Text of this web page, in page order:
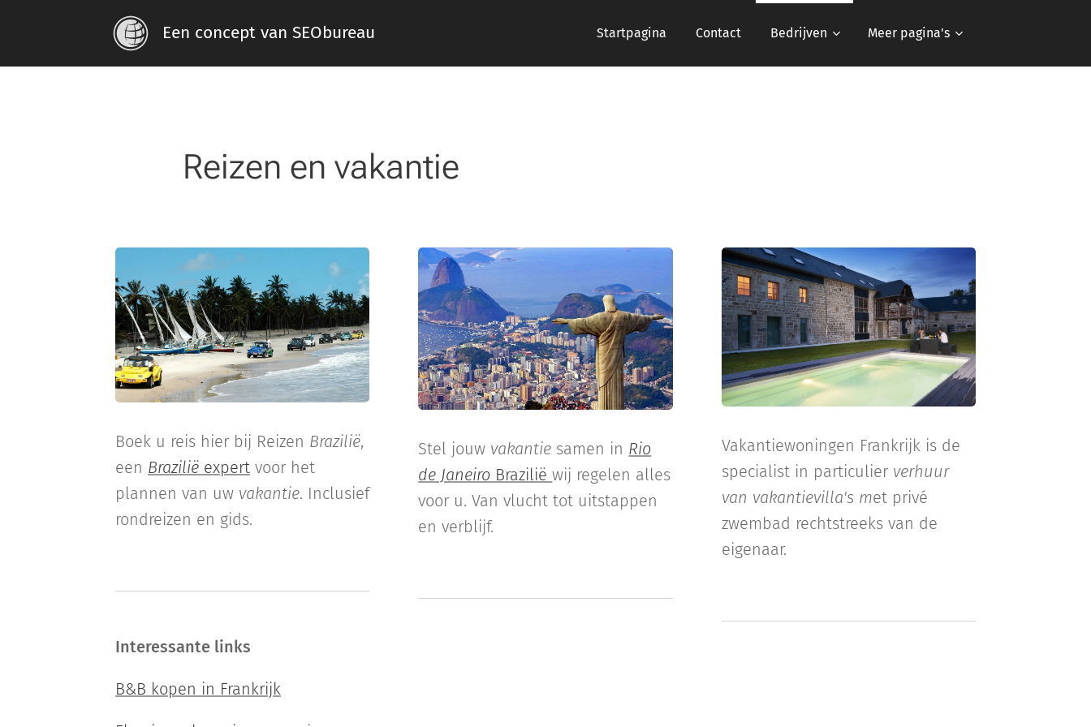
Een concept van SEObureau Startpagina Contact Bedrijven Meer pagina's
Reizen en vakantie
Boek u reis hier bij Reizen Brazilië,
een Brazilië expert voor het
plannen van uw vakantie. Inclusief
rondreizen en gids.
Interessante links
B&B kopen in Frankrijk
Stel jouw vakantie samen in Rio
de Janeiro Braziliëwij regelen alles
voor u. Van vlucht tot uitstappen
en verblijf.
Vakantiewoningen Frankrijk is de
specialist in particulier verhuur
van vakantievilla's met privé
zwembad rechtstreeks van de
eigenaar.